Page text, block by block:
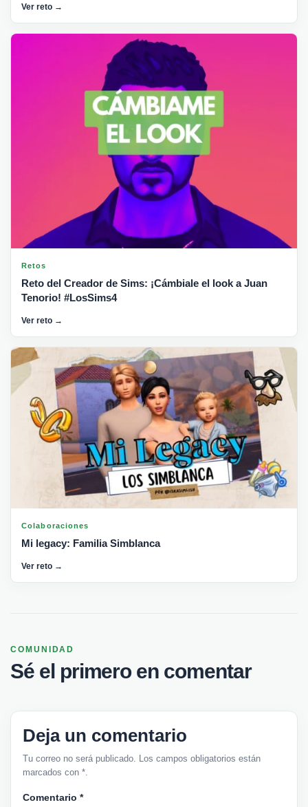
Ver reto →
Retos
Reto del Creador de Sims: ¡Cámbiale el look a Juan
Tenorio! #LosSims4
Ver reto →
Colaboraciones
Mi legacy: Familia Simblanca
Ver reto →
COMUNIDAD
Sé el primero en comentar
Deja un comentario
Tu correo no será publicado. Los campos obligatorios están
marcados con *.
Comentario *